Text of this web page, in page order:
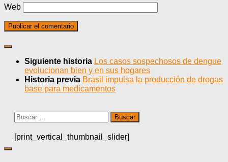
Web
Siguiente historia Los casos sospechosos de dengue
evolucionan bien y en sus hogares
Historia previa Brasil impulsa la producción de drogas
base para medicamentos
Buscar:
[print_vertical_thumbnail_slider]